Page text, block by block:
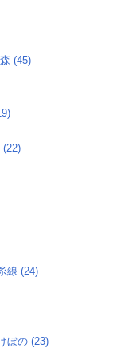
(45)
(22)
線 (24)
ぼの (23)